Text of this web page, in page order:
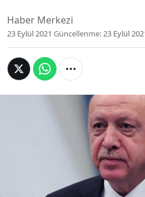
Haber Merkezi
23 Eylül 2021 Güncellenme:23 Eylül
Cumhurbaşkanı
Türkevi'nde
bulundu. ABD-
"Şu an gidiş pek
Erdoğan, fahiş